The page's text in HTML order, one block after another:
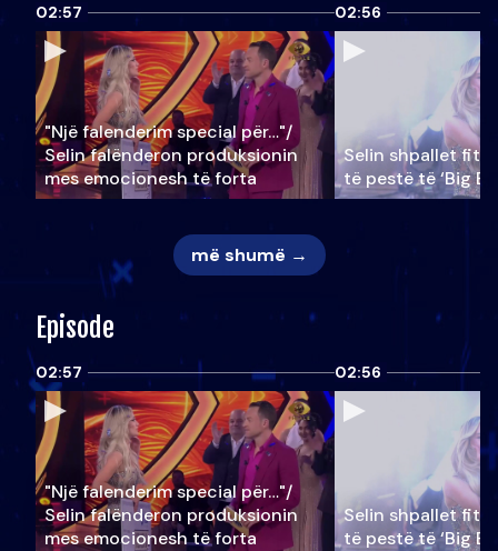
02:57
"Një falenderim special për…"/
Selin falënderon produksionin
mes emocionesh të forta
02:56
Selin shpallet
të pestë të ‘Big
më shumë →
Episode
02:57
"Një falenderim special për…"/
Selin falënderon produksionin
mes emocionesh të forta
02:56
Selin shpallet
të pestë të ‘Big